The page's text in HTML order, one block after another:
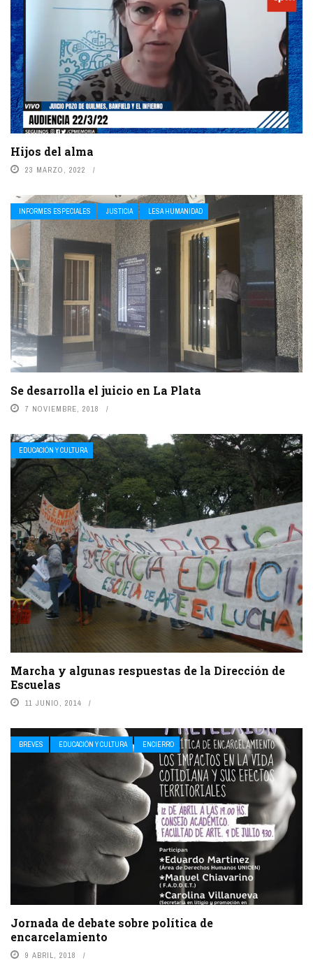
Hijos del alma
23 MARZO, 2022
INFORMES ESPECIALES JUSTICIA LESA HUMANIDAD
Se desarrolla el juicio en La Plata
7 NOVIEMBRE, 2018
EDUCACIÓN Y CULTURA
Marcha y algunas respuestas de la Dirección de
Escuelas
11 JUNIO, 2014
BREVES EDUCACIÓN Y CULTURA ENCIERRO
Jornada de debate sobre política de
encarcelamiento
9 ABRIL, 2018